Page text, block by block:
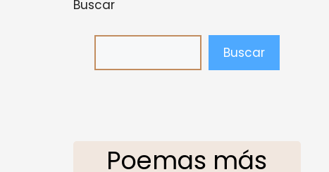
Buscar
Buscar
Poemas más